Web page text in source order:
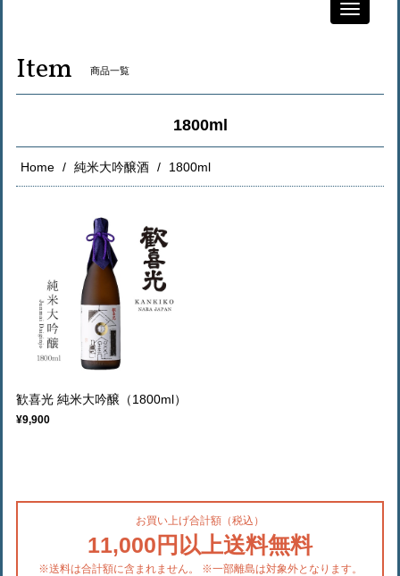
Toggle
Item 商品一覧
1800ml
Home 純米大吟醸酒 1800ml
歓喜光 純米大吟醸（1800ml）
¥9,900
お買い上げ合計額（税込）
11,000円以上送料無料
※送料は合計額に含まれません。 ※一部離島は対象外となります。